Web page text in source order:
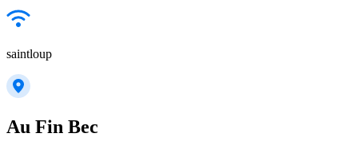
saintloup
Au Fin Bec